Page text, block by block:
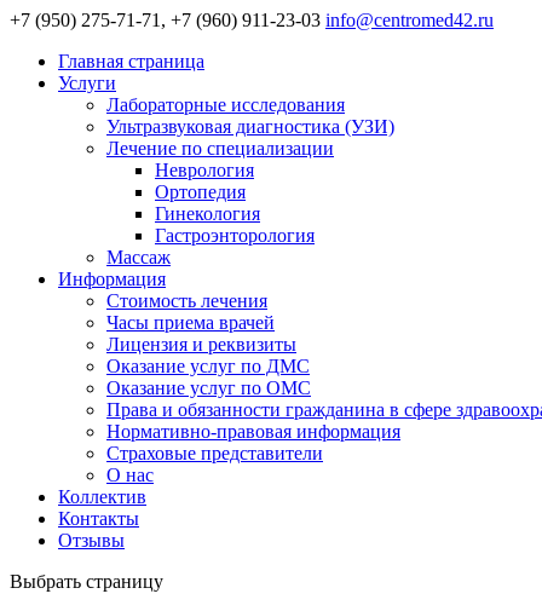
+7 (950) 275-71-71, +7 (960) 911-23-03 info@centromed42.ru
Главная страница
Услуги
Лабораторные исследования
Ультразвуковая диагностика (УЗИ)
Лечение по специализации
Неврология
Ортопедия
Гинекология
Гастроэнторология
Массаж
Информация
Стоимость лечения
Часы приема врачей
Лицензия и реквизиты
Оказание услуг по ДМС
Оказание услуг по ОМС
Права и обязанности гражданина в сфере
Нормативно-правовая информация
Страховые представители
О нас
Коллектив
Контакты
Отзывы
Выбрать страницу